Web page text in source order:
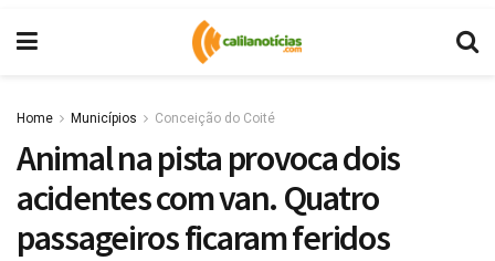
Home Municípios Conceição do Coité
Animal na pista provoca dois
acidentes com van. Quatro
passageiros ficaram feridos